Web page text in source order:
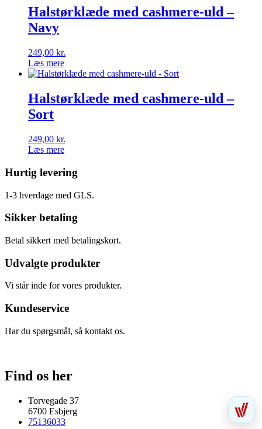
Halstørklæde med cashmere-uld –
Navy
249,00 kr.
Læs mere
Halstørklæde med cashmere-uld –
Sort
249,00 kr.
Læs mere
Hurtig levering
1-3 hverdage med GLS.
Sikker betaling
Betal sikkert med betalingskort.
Udvalgte produkter
Vi står inde for vores produkter.
Kundeservice
Har du spørgsmål, så kontakt os.
Find os her
Torvegade 37
6700 Esbjerg
75136033